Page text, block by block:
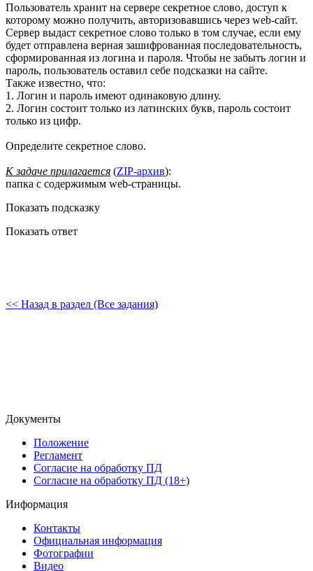
Пользователь хранит на сервере секретное слово, доступ к
которому можно получить, авторизовавшись через web-сайт.
Сервер выдаст секретное слово только в том случае, если ему
будет отправлена верная зашифрованная последовательность,
сформированная из логина и пароля. Чтобы не забыть логин и
пароль, пользователь оставил себе подсказки на сайте.
Также известно, что:
1. Логин и пароль имеют одинаковую длину.
2. Логин состоит только из латинских букв, пароль состоит
только из цифр.
Определите секретное слово.
К задаче прилагается (ZIP-архив):
папка с содержимым web-страницы.
Показать подсказку
Показать ответ
<< Назад в раздел (Все задания)
Документы
Положение
Регламент
Согласие на обработку ПД
Согласие на обработку ПД (18+)
Информация
Контакты
Официальная информация
Фотографии
Видео